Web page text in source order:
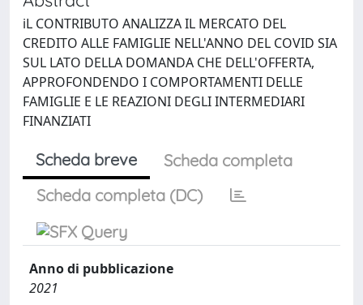
iL CONTRIBUTO ANALIZZA IL MERCATO DEL
CREDITO ALLE FAMIGLIE NELL'ANNO DEL COVID SIA
SUL LATO DELLA DOMANDA CHE DELL'OFFERTA,
APPROFONDENDO I COMPORTAMENTI DELLE
FAMIGLIE E LE REAZIONI DEGLI INTERMEDIARI
FINANZIATI
Scheda breve
Scheda completa
Scheda completa (DC)
Anno di pubblicazione
2021